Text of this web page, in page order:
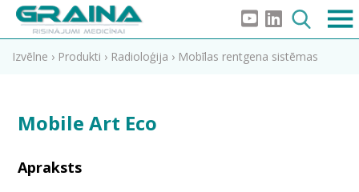
Izvēlne › Produkti › Radioloģija › Mobīlas rentgena sistēmas
Mobile Art Eco
Apraksts